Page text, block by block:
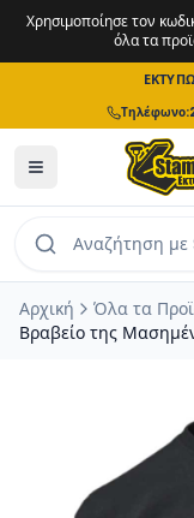
Χρησιμοποίησε τον
όλα τα
Τηλέφωνο:
Αρχική Όλα τα
Βραβείο της